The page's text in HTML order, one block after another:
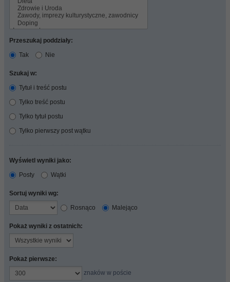
Przeszukaj poddziały:
Tak
Nie
Szukaj w:
Tytuł i treść postu
Tylko treść postu
Tylko tytuł postu
Tylko pierwszy post wątku
Wyświetl wyniki jako:
Posty
Wątki
Sortuj wyniki wg:
Rosnąco
Malejąco
Pokaż wyniki z ostatnich:
Pokaż pierwsze:
znaków w poście